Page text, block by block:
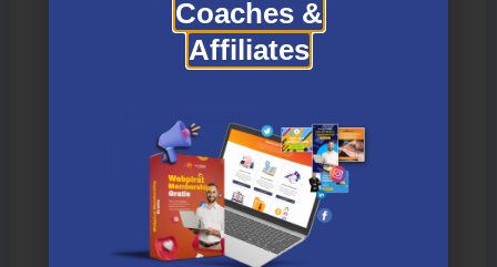
Coaches &
Affiliates